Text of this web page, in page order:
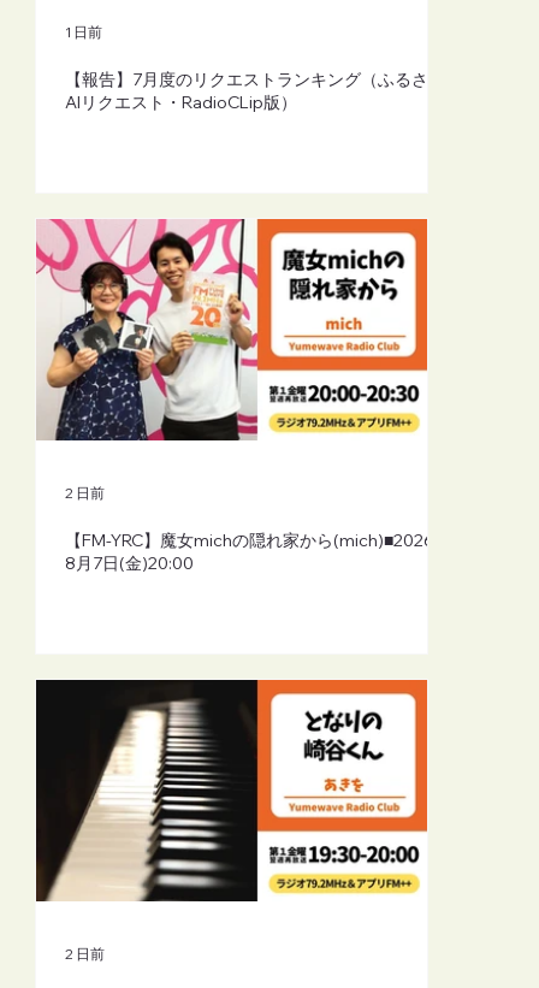
【報告】7月度のリクエストランキング（ふるさと
AIリクエスト・RadioCLip版）
1 日前
【FM-YRC】魔女michの隠れ家から(mich)■2026年
8月7日(金)20:00
2 日前
2 日前